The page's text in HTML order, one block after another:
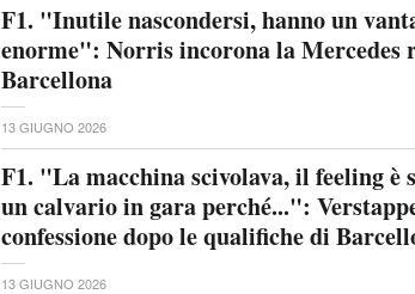
F1. "Inutile nascondersi, hanno un
enorme": Norris incorona la Mercedes
Barcellona
13 GIUGNO 2026
F1. "La macchina scivolava, il feeling è
un calvario in gara perché...":
confessione dopo le qualifiche di
13 GIUGNO 2026